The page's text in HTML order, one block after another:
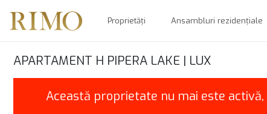
Proprietăți Ansambluri rezidențiale
APARTAMENT H PIPERA LAKE | LUX
Această proprietate nu mai este activă,